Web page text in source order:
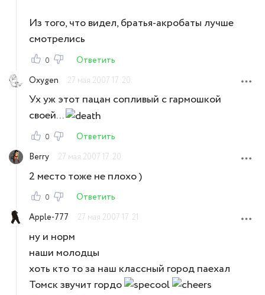
Из того, что видел, братья-акробаты лучше
смотрелись
0
Ответить
Oxygen
27 мая 2007 17:20
Ух уж этот пацан сопливый с гармошкой
своей...
0
Ответить
Berry
27 мая 2007 17:20
2 место тоже не плохо )
0
Ответить
Apple-777
27 мая 2007 17:21
ну и норм
наши молодцы
хоть кто то за наш классный город паехал
Томск звучит гордо